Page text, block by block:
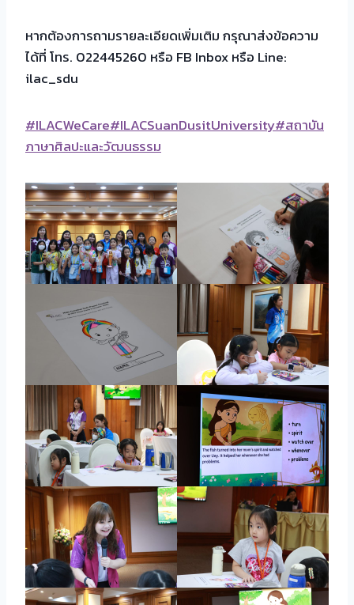
หากต้องการถามรายละเอียดเพิ่มเติม กรุณาส่งข้อความ
ได้ที่ โทร. 022445260 หรือ FB Inbox หรือ Line:
ilac_sdu
#ILACWeCare#ILACSuanDusitUniversity#สถาบัน
ภาษาศิลปะและวัฒนธรรม